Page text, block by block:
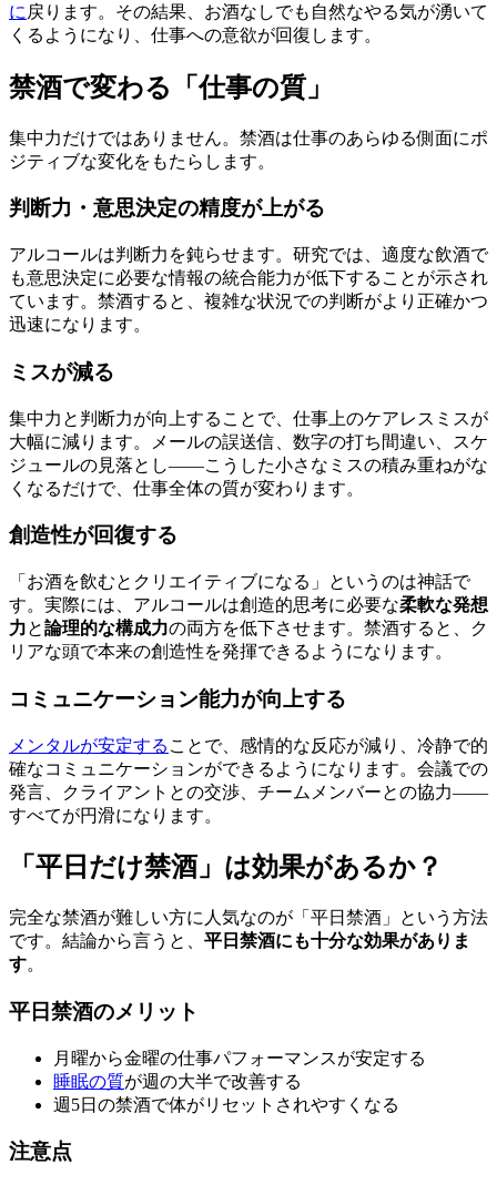
に 戻ります。その結果、お酒なしでも自然なやる気が湧いて
くるようになり、仕事への意欲が回復します。
禁酒で変わる「仕事の質」
集中力だけではありません。禁酒は仕事のあらゆる側面にポ
ジティブな変化をもたらします。
判断力・意思決定の精度が上がる
アルコールは判断力を鈍らせます。研究では、適度な飲酒で
も意思決定に必要な情報の統合能力が低下することが示され
ています。禁酒すると、複雑な状況での判断がより正確かつ
迅速になります。
ミスが減る
集中力と判断力が向上することで、仕事上のケアレスミスが
大幅に減ります。メールの誤送信、数字の打ち間違い、スケ
ジュールの見落とし——こうした小さなミスの積み重ねがな
くなるだけで、仕事全体の質が変わります。
創造性が回復する
「お酒を飲むとクリエイティブになる」というのは神話で
す。実際には、アルコールは創造的思考に必要な柔軟な発想
力と論理的な構成力の両方を低下させます。禁酒すると、ク
リアな頭で本来の創造性を発揮できるようになります。
コミュニケーション能力が向上する
メンタルが安定する ことで、感情的な反応が減り、冷静で的
確なコミュニケーションができるようになります。会議での
発言、クライアントとの交渉、チームメンバーとの協力——
すべてが円滑になります。
「平日だけ禁酒」は効果があるか？
完全な禁酒が難しい方に人気なのが「平日禁酒」という方法
です。結論から言うと、 平日禁酒にも十分な効果がありま
す。
平日禁酒のメリット
月曜から金曜の仕事パフォーマンスが安定する
睡眠の質が週の大半で改善する
週5日の禁酒で体がリセットされやすくなる
注意点